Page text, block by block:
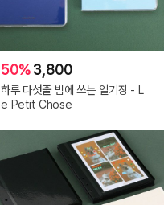
50%3,800
하루 다섯줄 밤에 쓰는 일기장 - L
e Petit Chose